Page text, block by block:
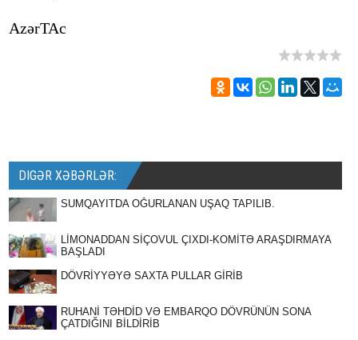
AzərTAc
DIGƏR XƏBƏRLƏR:
SUMQAYITDA OĞURLANAN UŞAQ TAPILIB.
LİMONADDAN SİÇOVUL ÇIXDI-KOMİTƏ ARAŞDIRMAYA
BAŞLADI
DÖVRİYYƏYƏ SAXTA PULLAR GİRİB
RUHANİ TƏHDİD VƏ EMBARQO DÖVRÜNÜN SONA
ÇATDIĞINI BİLDİRİB